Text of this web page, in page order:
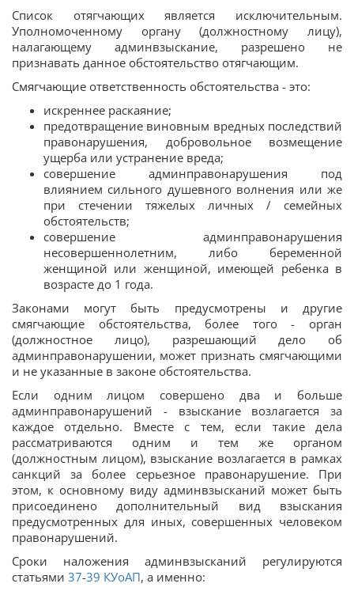
Список отягчающих является исключительным.
Уполномоченному органу (должностному лицу),
налагающему админвзыскание, разрешено не
признавать данное обстоятельство отягчающим.
Смягчающие ответственность обстоятельства - это:
искреннее раскаяние;
предотвращение виновным вредных последствий
правонарушения, добровольное возмещение
ущерба или устранение вреда;
совершение админправонарушения под
влиянием сильного душевного волнения или же
при стечении тяжелых личных / семейных
обстоятельств;
совершение админправонарушения
несовершеннолетним, либо беременной
женщиной или женщиной, имеющей ребенка в
возрасте до 1 года.
Законами могут быть предусмотрены и другие
смягчающие обстоятельства, более того - орган
(должностное лицо), разрешающий дело об
админправонарушении, может признать смягчающими
и не указанные в законе обстоятельства.
Если одним лицом совершено два и больше
админправонарушений - взыскание возлагается за
каждое отдельно. Вместе с тем, если такие дела
рассматриваются одним и тем же органом
(должностным лицом), взыскание возлагается в рамках
санкций за более серьезное правонарушение. При
этом, к основному виду админвзысканий может быть
присоединено дополнительный вид взыскания
предусмотренных для иных, совершенных человеком
правонарушений.
Сроки наложения админвзысканий регулируются
статьями 37-39 КУоАП, а именно: